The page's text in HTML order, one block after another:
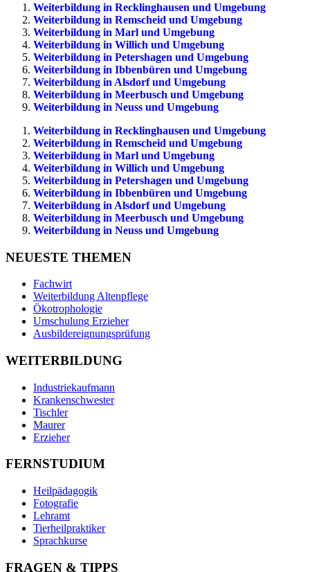
Weiterbildung in Recklinghausen und Umgebung
Weiterbildung in Remscheid und Umgebung
Weiterbildung in Marl und Umgebung
Weiterbildung in Willich und Umgebung
Weiterbildung in Petershagen und Umgebung
Weiterbildung in Ibbenbüren und Umgebung
Weiterbildung in Alsdorf und Umgebung
Weiterbildung in Meerbusch und Umgebung
Weiterbildung in Neuss und Umgebung
Weiterbildung in Recklinghausen und Umgebung
Weiterbildung in Remscheid und Umgebung
Weiterbildung in Marl und Umgebung
Weiterbildung in Willich und Umgebung
Weiterbildung in Petershagen und Umgebung
Weiterbildung in Ibbenbüren und Umgebung
Weiterbildung in Alsdorf und Umgebung
Weiterbildung in Meerbusch und Umgebung
Weiterbildung in Neuss und Umgebung
NEUESTE THEMEN
Fachwirt
Weiterbildung Altenpflege
Ökotrophologie
Umschulung Erzieher
Ausbildereignungsprüfung
WEITERBILDUNG
Industriekaufmann
Krankenschwester
Tischler
Maurer
Erzieher
FERNSTUDIUM
Heilpädagogik
Fotografie
Lehramt
Tierheilpraktiker
Sprachkurse
FRAGEN & TIPPS